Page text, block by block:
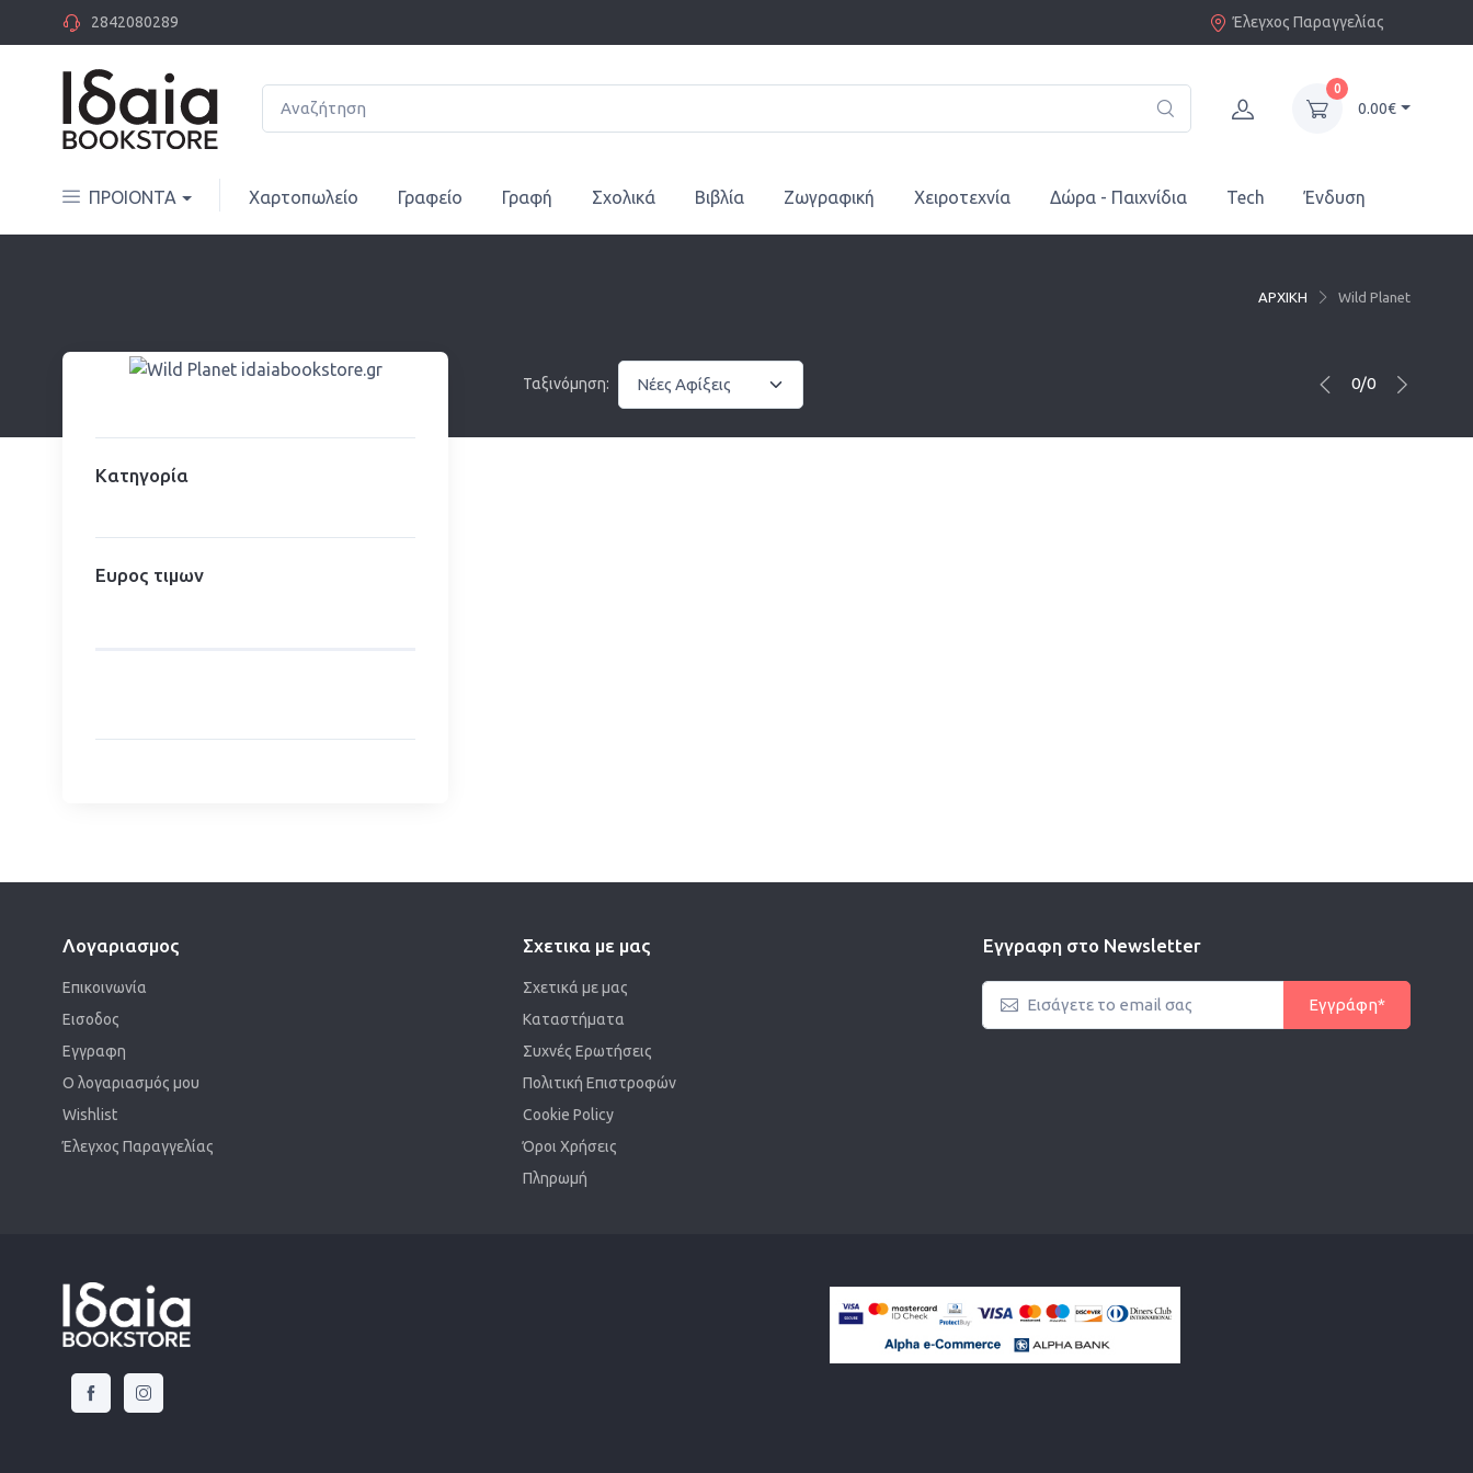
2842080289 Έλεγχος Παραγγελίας
0
0.00€
ΠΡΟΙΟΝΤΑ Χαρτοπωλείο Γραφείο Γραφή Σχολικά Βιβλία Ζωγραφική Χειροτεχνία Δώρα - Παιχνίδια Tech Ένδυση
ΑΡΧΙΚΗ Wild Planet
Κατηγορία
Ευρος τιμων
Ταξινόμηση: 0/0
Λογαριασμος
Επικοινωνία
Εισοδος
Εγγραφη
Ο λογαριασμός μου
Wishlist
Έλεγχος Παραγγελίας
Σχετικα με μας
Σχετικά με μας
Καταστήματα
Συχνές Ερωτήσεις
Πολιτική Επιστροφών
Cookie Policy
Όροι Χρήσεις
Πληρωμή
Εγγραφη στο Newsletter
Εγγράφη*